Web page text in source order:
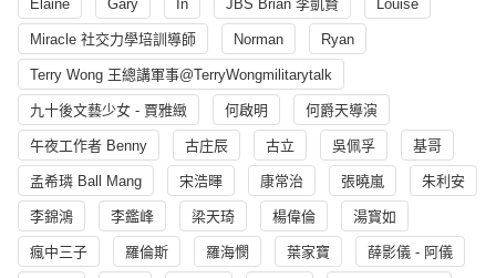
Elaine Gary In JBS Brian 李凱賢 Louise
Miracle 社交力學培訓導師 Norman Ryan
Terry Wong 王總講軍事@TerryWongmilitarytalk
九十後文藝少女 - 賈雅緻 何啟明 何爵天導演
午夜工作者 Benny 古庄辰 古立 吳佩孚 基哥
孟希璘 Ball Mang 宋浩暉 康常治 張曉嵐 朱利安
李錦鴻 李鑑峰 梁天琦 楊偉倫 湯寳如
瘋中三子 羅倫斯 羅海憫 葉家寶 薛影儀 - 阿儀